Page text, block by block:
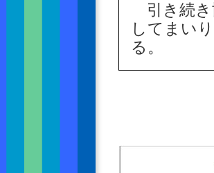
引き続き
してまい
る。